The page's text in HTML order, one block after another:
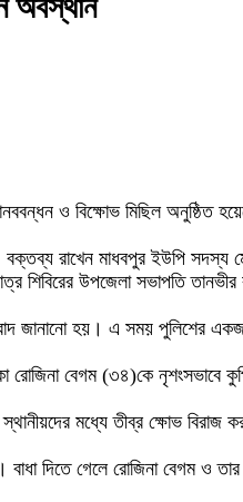
অবস্থান
ও বিক্ষোভ মিছিল
রাখেন মাধবপুর ইউপি সদস্য
উপজেলা সভাপতি তানভীর
জানানো হয়। এ সময় পুলিশের
রোজিনা বেগম (৩৪)কে নৃশংসভাবে
মধ্যে তীব্র ক্ষোভ বিরাজ
দিতে গেলে রোজিনা বেগম ও